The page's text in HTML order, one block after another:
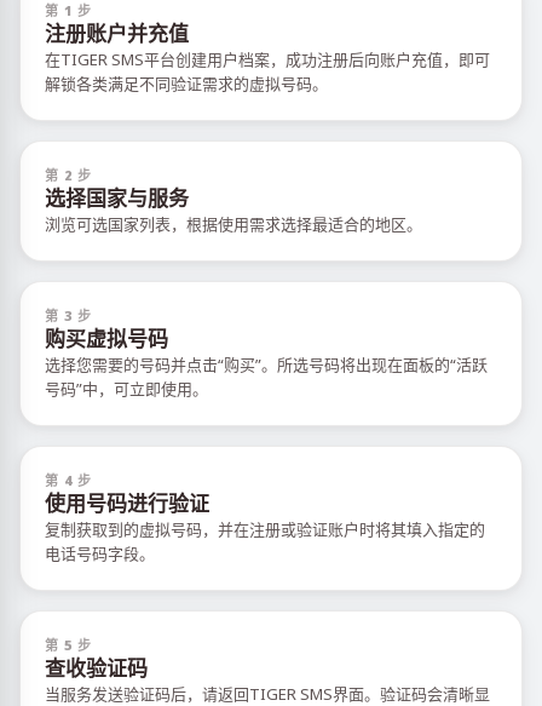
第 1 步
注册账户并充值
在TIGER SMS平台创建用户档案，成功注册后向账户充值，即可
解锁各类满足不同验证需求的虚拟号码。
第 2 步
选择国家与服务
浏览可选国家列表，根据使用需求选择最适合的地区。
第 3 步
购买虚拟号码
选择您需要的号码并点击“购买”。所选号码将出现在面板的“活跃
号码”中，可立即使用。
第 4 步
使用号码进行验证
复制获取到的虚拟号码，并在注册或验证账户时将其填入指定的
电话号码字段。
第 5 步
查收验证码
当服务发送验证码后，请返回TIGER SMS界面。验证码会清晰显